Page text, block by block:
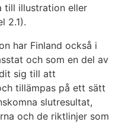
till illustration eller
2.1).
har Finland också i
och som en del av
sig till att
tillämpas på ett sätt
slutresultat,
och de riktlinjer som